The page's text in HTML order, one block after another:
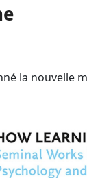
la nouvelle